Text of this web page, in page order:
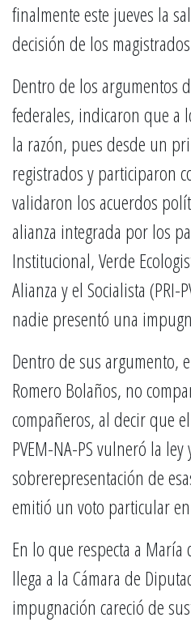
finalmente este jueves la
decisión de los
Dentro de los argumentos
federales, indicaron que a
la razón, pues desde un
registrados y participaron
validaron los acuerdos
alianza integrada por los
Institucional, Verde
Alianza y el Socialista (PRI-
nadie presentó una
Dentro de sus argumento,
Romero Bolaños, no
compañeros, al decir que
PVEM-NA-PS vulneró la
sobrerepresentación de
emitió un voto particular
En lo que respecta a María
llega a la Cámara de
impugnación careció de